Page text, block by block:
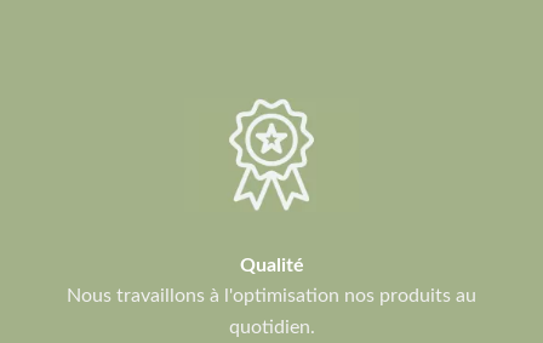
Qualité
Nous travaillons à l'optimisation nos produits au
quotidien.